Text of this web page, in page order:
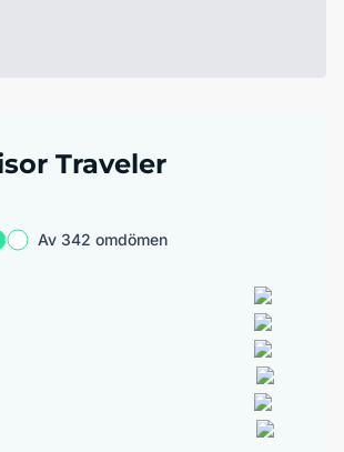
Traveler
Av 342 omdömen